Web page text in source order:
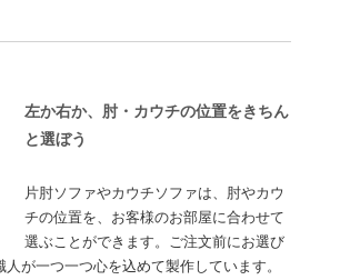
左か右か、肘・カウチの位置をきちん
と選ぼう
片肘ソファやカウチソファは、肘やカウ
チの位置を、お客様のお部屋に合わせて
選ぶことができます。ご注文前にお選び
人が一つ一つ心を込めて製作しています。